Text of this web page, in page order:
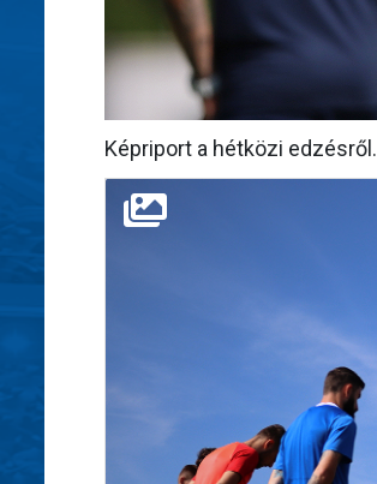
Képriport a hétközi edzésről.